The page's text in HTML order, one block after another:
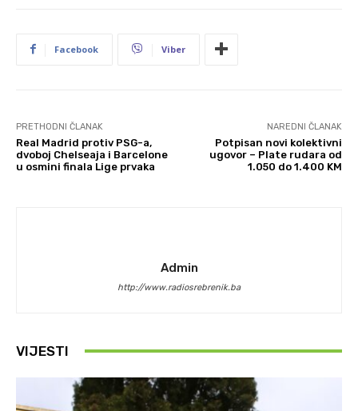
Facebook Viber
PRETHODNI ČLANAK
Real Madrid protiv PSG-a,
dvoboj Chelseaja i Barcelone
u osmini finala Lige prvaka
NAREDNI ČLANAK
Potpisan novi kolektivni
ugovor – Plate rudara od
1.050 do 1.400 KM
Admin
http://www.radiosrebrenik.ba
VIJESTI